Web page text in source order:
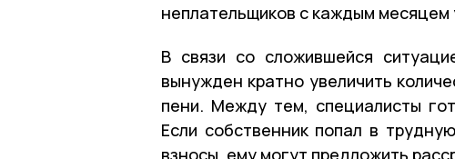
неплательщиков с каждым месяцем
В связи со сложившейся
вынужден кратно увеличить
пени. Между тем, специалисты
Если собственник попал в
взносы, ему могут предложить